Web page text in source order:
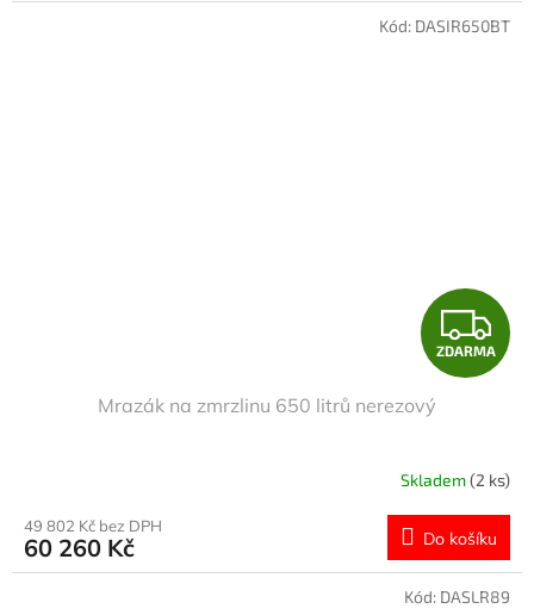
Z
D
R
M
A
ZDARMA
Mrazák na zmrzlinu 650 litrů nerezový
Skladem(2 ks)
49 802 Kč bez DPH
60 260 Kč Do košíku
Kód: DASIR650BT
Kód: DASLR89